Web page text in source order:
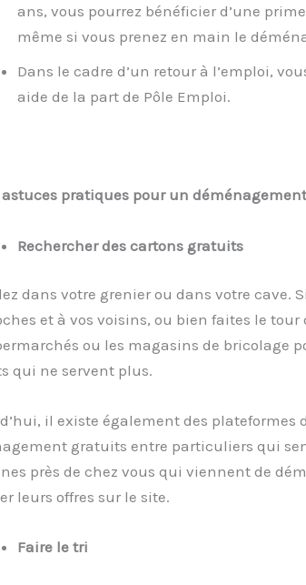
ans, vous pourrez bénéficier d’une
même si vous prenez en main le
Dans le cadre d’un retour à l’emploi,
aide de la part de Pôle Emploi.
pratiques pour un
Rechercher des cartons gratuits
dans votre grenier ou dans votre cave.
et à vos voisins, ou bien faites le
ou les magasins de bricolage
qui ne servent plus.
il existe également des plateformes
gratuits entre particuliers qui
près de chez vous qui viennent de
leurs offres sur le site.
Faire le tri